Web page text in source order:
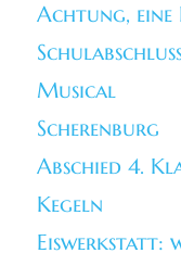
Achtung, eine
Musical
Scherenburg
Abschied 4.
Kegeln
Eiswerkstatt: